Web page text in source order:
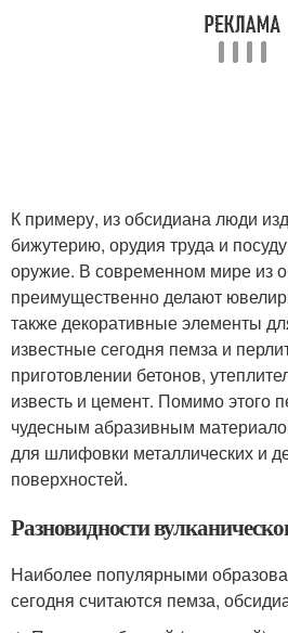
К примеру, из обсидиана люди
бижутерию, орудия труда и
оружие. В современном мире из
преимущественно делают
также декоративные элементы
известные сегодня пемза и
приготовлении бетонов,
известь и цемент. Помимо этого
чудесным абразивным
для шлифовки металлических и
поверхностей.
Разновидности
Наиболее популярными
сегодня считаются пемза,